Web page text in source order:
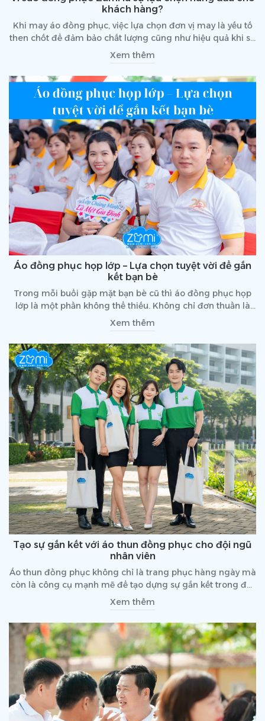
khách hàng?
Khi may áo đồng phục, việc lựa chọn đơn vị may là yếu tố
then chốt để đảm bảo chất lượng cũng như hiệu quả khi sử
dụng. Zumi Uniform là một trong những thương hiệu được
nhiều khách hàng tin tưởng hiện nay. Hãy cùng tìm hiểu lý
do vì sao đồng phục Zumi là sự lựa chọn hàng đầu của
nhiều khách hàng qua bài viết dưới đây nhé!
Xem thêm
Áo đồng phục họp lớp – Lựa chọn tuyệt vời để gắn
kết bạn bè
Trong mỗi buổi gặp mặt bạn bè cũ thì áo đồng phục họp
lớp là một phần không thể thiếu. Không chỉ đơn thuần là
bộ đồng phục áo đồng phục họp lớp còn là biểu tượng của
tinh thần đoàn kết, niềm tự hào cũng như như sự gắn bó
giữa các thành viên trong tập thể. Vậy, nếu còn chưa biết
chọn kiểu dáng, thiết kế nào cho bộ áp đồng phục này thì
cùng tham khảo bài viết sau đây nhé!
Xem thêm
Tạo sự gắn kết với áo thun đồng phục cho đội ngũ
nhân viên
Áo thun đồng phục không chỉ là trang phục hàng ngày mà
còn là công cụ mạnh mẽ để tạo dựng sự gắn kết trong đội
ngũ nhân viên. Khi mỗi người đều khoác lên mình chiếc áo
thun đồng phục, họ không chỉ thể hiện sự đoàn kết mà còn
cảm thấy tự hào và thuộc về một tập thể chung.
Xem thêm